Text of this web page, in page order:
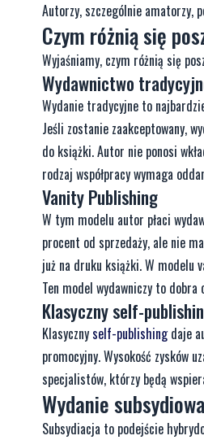
Autorzy, szczególnie amatorzy,
Czym różnią się
Wyjaśniamy, czym różnią się
Wydawnictwo
Wydanie tradycyjne to
Jeśli zostanie zaakceptowany,
do książki. Autor nie ponosi
rodzaj współpracy wymaga
Vanity Publishing
W tym modelu autor płaci
procent od sprzedaży, ale nie
już na druku książki. W modelu
Ten model wydawniczy to
Klasyczny self-
Klasycznyself-publishingdaje
promocyjny. Wysokość zysków
specjalistów, którzy będą
Wydanie
Subsydiacja to podejście